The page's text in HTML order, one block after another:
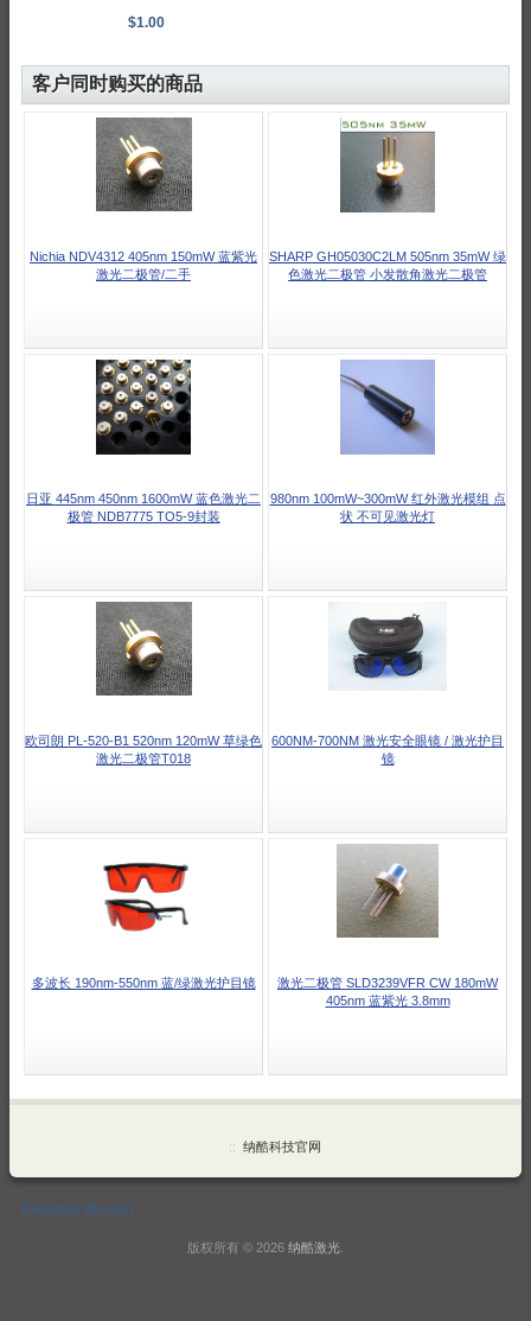
$1.00
客户同时购买的商品
Nichia NDV4312 405nm 150mW 蓝紫光
激光二极管/二手
SHARP GH05030C2LM 505nm 35mW 绿
色激光二极管 小发散角激光二极管
日亚 445nm 450nm 1600mW 蓝色激光二
极管 NDB7775 TO5-9封装
980nm 100mW~300mW 红外激光模组 点
状 不可见激光灯
欧司朗 PL-520-B1 520nm 120mW 草绿色
激光二极管T018
600NM-700NM 激光安全眼镜 / 激光护目
镜
多波长 190nm-550nm 蓝/绿激光护目镜
激光二极管 SLD3239VFR CW 180mW
405nm 蓝紫光 3.8mm
:: 纳酷科技官网
Desktop Version
版权所有 © 2026 纳酷激光